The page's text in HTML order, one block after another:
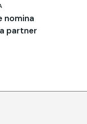
nomina
partner